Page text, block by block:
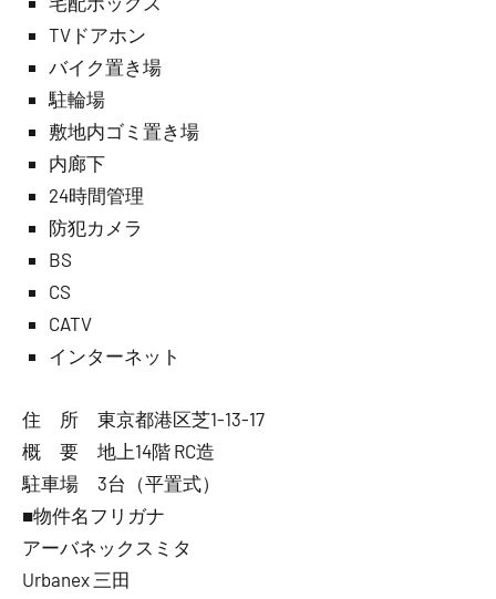
TVドアホン
バイク置き場
駐輪場
敷地内ゴミ置き場
内廊下
24時間管理
防犯カメラ
BS
CS
CATV
インターネット
住 所 東京都港区芝1-13-17
概 要 地上14階 RC造
駐車場 3台（平置式）
■物件名フリガナ
アーバネックスミタ
Urbanex 三田